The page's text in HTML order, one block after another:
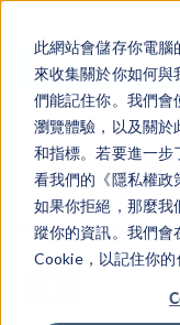
此網站會儲存你電腦
來收集關於你如何
們能記住你。我們會
瀏覽體驗，以及關於
和指標。若要進一步
看我們的《隱私權政
如果你拒絕，那麼我
蹤你的資訊。我們會
Cookie，以記住你的
COMSOL
布亮点